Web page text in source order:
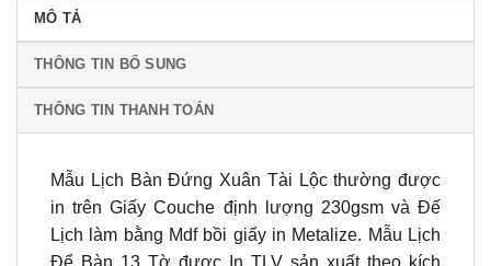
MÔ TẢ
THÔNG TIN BỔ SUNG
THÔNG TIN THANH TOÁN
Mẫu Lịch Bàn Đứng Xuân Tài Lộc thường được
in trên Giấy Couche định lượng 230gsm và Đế
Lịch làm bằng Mdf bồi giấy in Metalize. Mẫu Lịch